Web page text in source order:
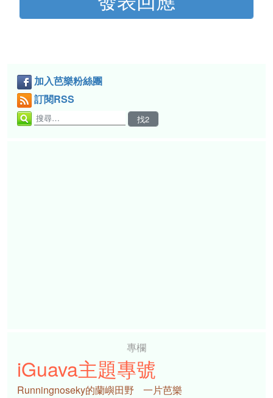
加入芭樂粉絲團
訂閱RSS
專欄
iGuava主題專號
Runningnoseky的蘭嶼田野 一片芭樂